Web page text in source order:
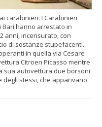
carabinieri:I Carabinieri
hanno arrestato in
anni, incensurato, con
di sostanze stupefacenti.
in quella via Cesare
Citroen Picasso mentre
sua autovettura due borsoni
stessi, che apparivano